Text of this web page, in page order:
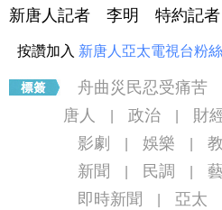
新唐人記者 李明 特約記
按讚加入 新唐人亞太電視台粉
舟曲災民忍受痛苦
唐人
政治 財
影劇 娛樂
新聞 民調
即時新聞 亞太